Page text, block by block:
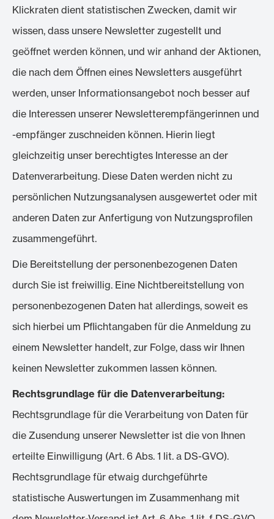
Klickraten dient statistischen Zwecken, damit wir
wissen, dass unsere Newsletter zugestellt und
geöffnet werden können, und wir anhand der Aktionen,
die nach dem Öffnen eines Newsletters ausgeführt
werden, unser Informationsangebot noch besser auf
die Interessen unserer Newsletterempfängerinnen und
-empfänger zuschneiden können. Hierin liegt
gleichzeitig unser berechtigtes Interesse an der
Datenverarbeitung. Diese Daten werden nicht zu
persönlichen Nutzungsanalysen ausgewertet oder mit
anderen Daten zur Anfertigung von Nutzungsprofilen
zusammengeführt.
Die Bereitstellung der personenbezogenen Daten
durch Sie ist freiwillig. Eine Nichtbereitstellung von
personenbezogenen Daten hat allerdings, soweit es
sich hierbei um Pflichtangaben für die Anmeldung zu
einem Newsletter handelt, zur Folge, dass wir Ihnen
keinen Newsletter zukommen lassen können.
Rechtsgrundlage für die Datenverarbeitung:
Rechtsgrundlage für die Verarbeitung von Daten für
die Zusendung unserer Newsletter ist die von Ihnen
erteilte Einwilligung (Art. 6 Abs. 1 lit. a DS-GVO).
Rechtsgrundlage für etwaig durchgeführte
statistische Auswertungen im Zusammenhang mit